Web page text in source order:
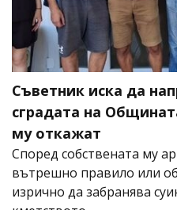
Съветник иска да
сградата на
му откажат
Според собствената му
вътрешно правило или
изрично да забранява